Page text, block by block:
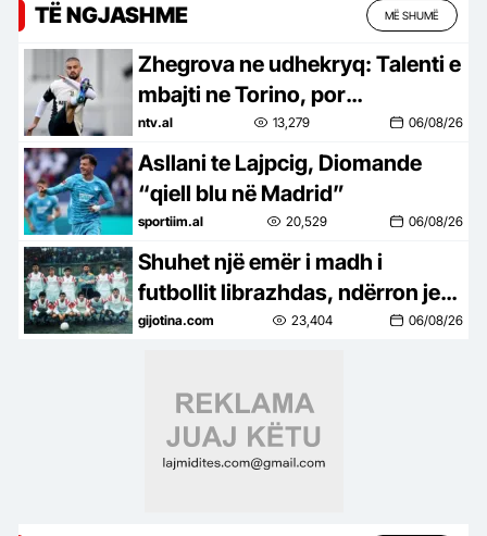
TË NGJASHME MË SHUMË
Zhegrova ne udhekryq: Talenti e
mbajti ne Torino, por
vazhdimesia do vendose fatin e
tij
ntv.al 13,279 06/08/26
Asllani te Lajpcig, Diomande
“qiell blu në Madrid”
sportiim.al 20,529 06/08/26
Shuhet një emër i madh i
futbollit librazhdas, ndërron jetë
ish-kapiteni dhe ish-trajneri i
gijotina.com 23,404 06/08/26